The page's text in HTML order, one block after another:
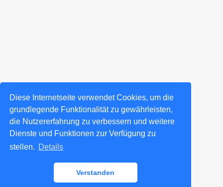
Diese Internetseite verwendet Cookies, um die
grundlegende Funktionalität zu gewährleisten,
die Nutzererfahrung zu verbessern und weitere
Dienste und Funktionen zur Verfügung zu
stellen. Details
Verstanden